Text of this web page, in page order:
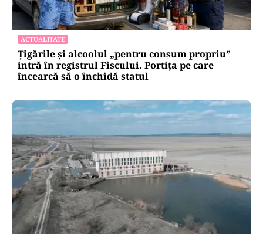
ACTUALITATE
Țigările și alcoolul „pentru consum propriu”
intră în registrul Fiscului. Portița pe care
încearcă să o închidă statul